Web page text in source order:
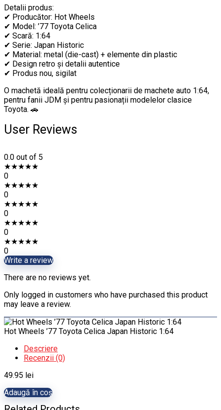
Detalii produs:
✔ Producător: Hot Wheels
✔ Model: ’77 Toyota Celica
✔ Scară: 1:64
✔ Serie: Japan Historic
✔ Material: metal (die-cast) + elemente din plastic
✔ Design retro și detalii autentice
✔ Produs nou, sigilat
O machetă ideală pentru colecționarii de machete auto 1:64,
pentru fanii JDM și pentru pasionații modelelor clasice
Toyota. 🚗
User Reviews
0.0 out of 5
★★★★★
0
★★★★★
0
★★★★★
0
★★★★★
0
★★★★★
0
Write a review
There are no reviews yet.
Only logged in customers who have purchased this product
may leave a review.
Hot Wheels ’77 Toyota Celica Japan Historic 1:64
Descriere
Recenzii (0)
49.95 lei
Adaugă în coș